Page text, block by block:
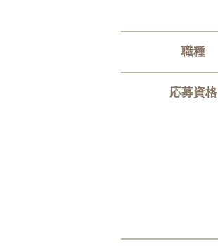
職種
応募資格